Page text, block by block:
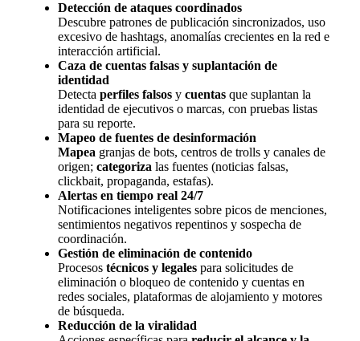
Detección de ataques coordinados
Descubre patrones de publicación sincronizados, uso
excesivo de hashtags, anomalías crecientes en la red e
interacción artificial.
Caza de cuentas falsas y suplantación de
identidad
Detecta perfiles falsos y cuentas que suplantan la
identidad de ejecutivos o marcas, con pruebas listas
para su reporte.
Mapeo de fuentes de desinformación
Mapea granjas de bots, centros de trolls y canales de
origen; categoriza las fuentes (noticias falsas,
clickbait, propaganda, estafas).
Alertas en tiempo real 24/7
Notificaciones inteligentes sobre picos de menciones,
sentimientos negativos repentinos y sospecha de
coordinación.
Gestión de eliminación de contenido
Procesos técnicos y legales para solicitudes de
eliminación o bloqueo de contenido y cuentas en
redes sociales, plataformas de alojamiento y motores
de búsqueda.
Reducción de la viralidad